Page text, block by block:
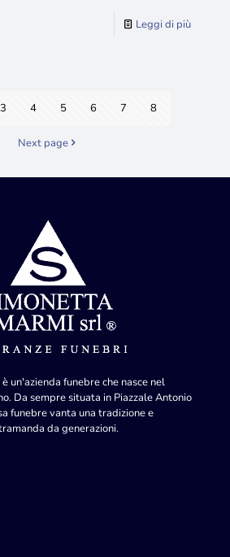
Leggi di più
3 4 5 6 7 8
Next page
un'azienda funebre che nasce nel
Da sempre situata in Piazzale Antonio
funebre vanta una tradizione e
da generazioni.